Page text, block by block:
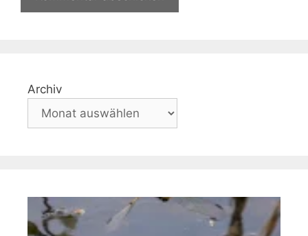
Archiv